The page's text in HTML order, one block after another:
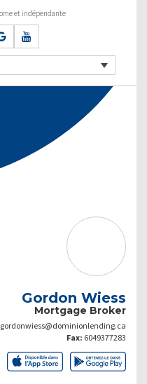
et indépendante
Gordon Wiess
Mortgage Broker
gordonwiess@dominionlending.ca
Fax: 6049377283